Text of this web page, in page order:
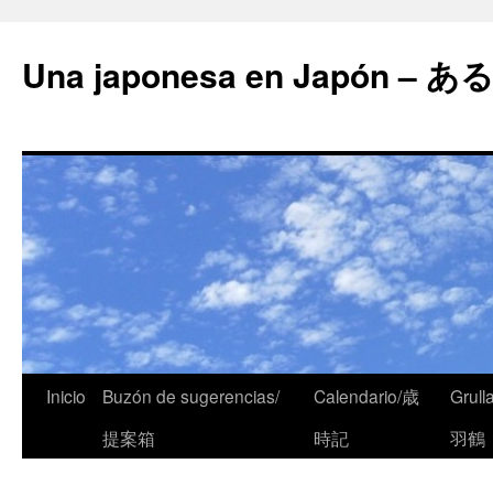
Una japonesa en Japón – あ
Inicio
Buzón de sugerencias/
提案箱
Calendario/歳
時記
羽鶴